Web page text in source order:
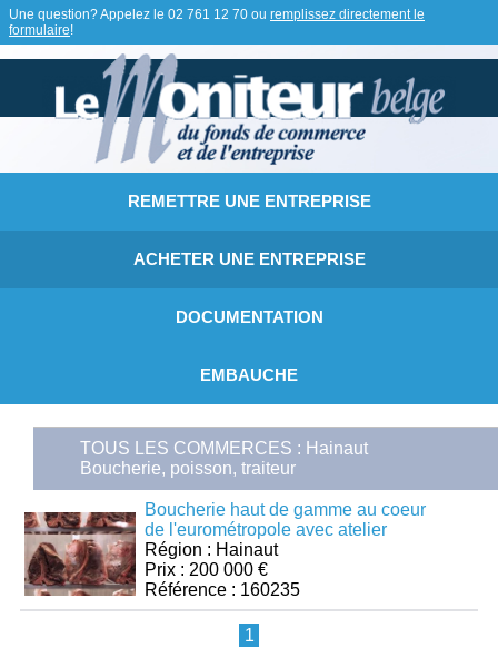
Une question? Appelez le 02 761 12 70 ou remplissez directement le
formulaire!
REMETTRE UNE ENTREPRISE
ACHETER UNE ENTREPRISE
DOCUMENTATION
EMBAUCHE
TOUS LES COMMERCES : Hainaut
Boucherie, poisson, traiteur
Boucherie haut de gamme au coeur
de l'eurométropole avec atelier
Région : Hainaut
Prix : 200 000 €
Référence : 160235
1